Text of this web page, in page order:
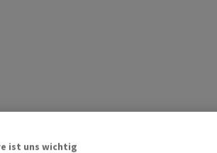
ist uns wichtig